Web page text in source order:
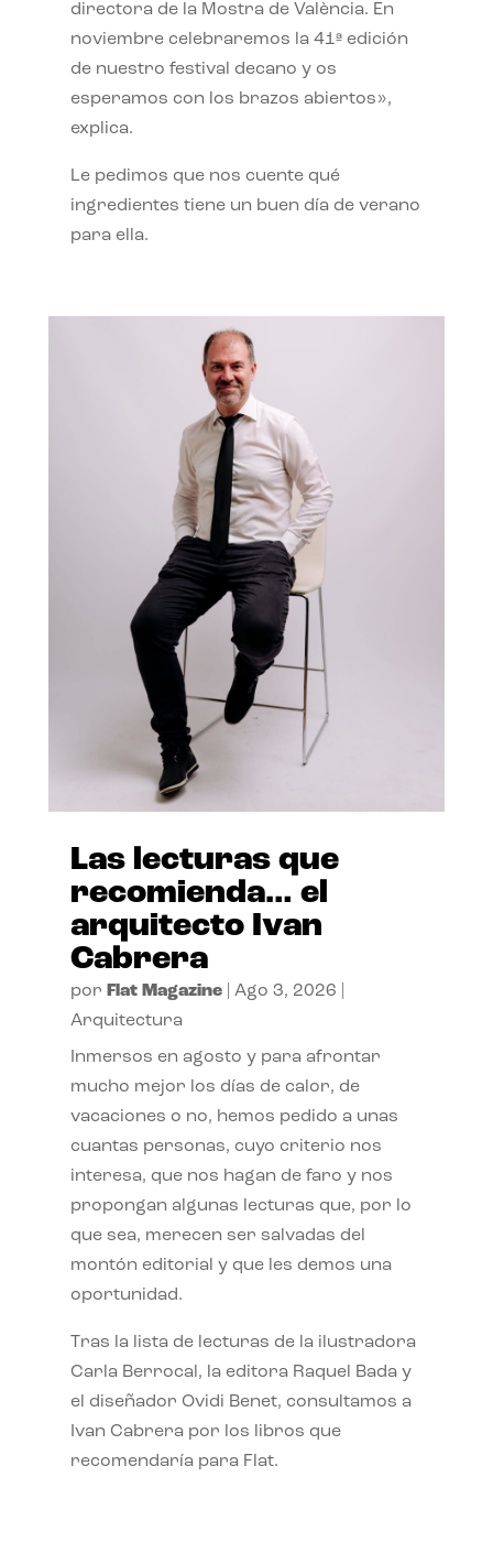
directora de la Mostra de València. En
noviembre celebraremos la 41ª edición
de nuestro festival decano y os
esperamos con los brazos abiertos»,
explica.
Le pedimos que nos cuente qué
ingredientes tiene un buen día de verano
para ella.
Las lecturas que
recomienda… el
arquitecto Ivan
Cabrera
por Flat Magazine| Ago 3, 2026
Arquitectura
Inmersos en agosto y para afrontar
mucho mejor los días de calor, de
vacaciones o no, hemos pedido a unas
cuantas personas, cuyo criterio nos
interesa, que nos hagan de faro y nos
propongan algunas lecturas que, por lo
que sea, merecen ser salvadas del
montón editorial y que les demos una
oportunidad.
Tras la lista de lecturas de la ilustradora
Carla Berrocal, la editora Raquel Bada y
el diseñador Ovidi Benet, consultamos a
Ivan Cabrera por los libros que
recomendaría para Flat.